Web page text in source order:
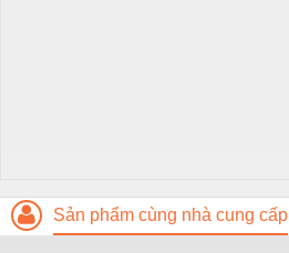
Sản phẩm cùng nhà cung cấp